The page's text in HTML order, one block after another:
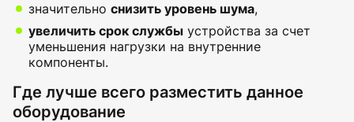
значительно снизить уровень шума,
увеличить срок службы устройства за счет
уменьшения нагрузки на внутренние
компоненты.
Где лучше всего разместить данное
оборудование